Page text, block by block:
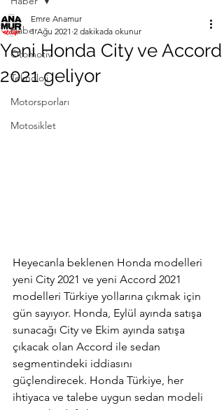
Haber
Otomotiv
Teknoloji
Motorsporları
Motosiklet
Yeni Honda City ve Accord
2021 geliyor
Emre Anamur
1 Ağu 2021 2 dakikada okunur
Heyecanla beklenen Honda modelleri
yeni City 2021 ve yeni Accord 2021
modelleri Türkiye yollarına çıkmak için
gün sayıyor. Honda, Eylül ayında satışa
sunacağı City ve Ekim ayında satışa
çıkacak olan Accord ile sedan
segmentindeki iddiasını
güçlendirecek. Honda Türkiye, her
ihtiyaca ve talebe uygun sedan modeli